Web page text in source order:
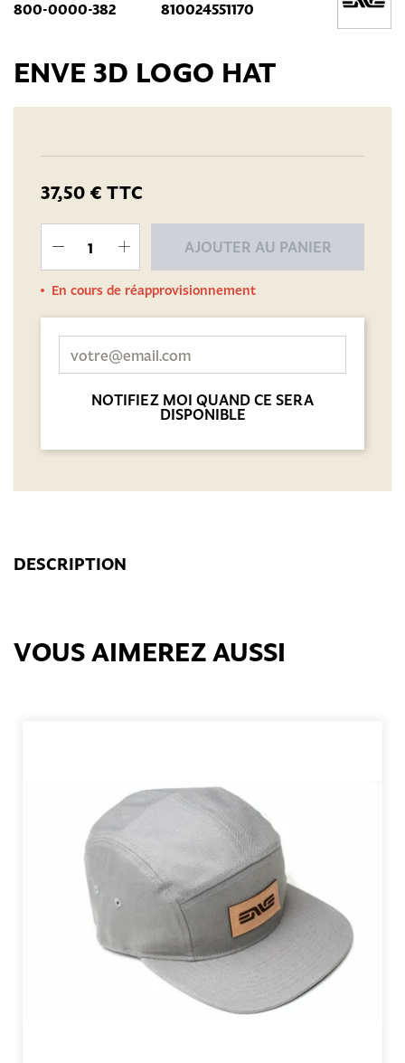
800-0000-382 810024551170
ENVE 3D LOGO HAT
37,50 € TTC
AJOUTER AU PANIER
En cours de réapprovisionnement
NOTIFIEZ MOI QUAND CE SERA
DISPONIBLE
DESCRIPTION
VOUS AIMEREZ AUSSI